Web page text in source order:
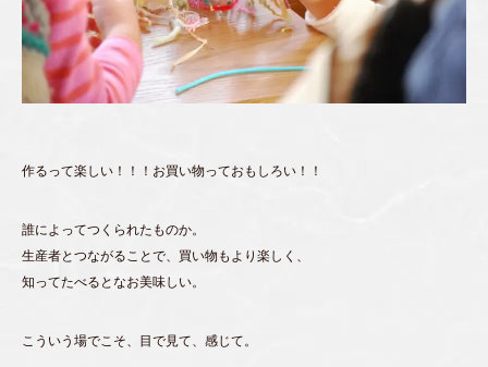
作るって楽しい！！！お買い物っておもしろい！！
誰によってつくられたものか。
生産者とつながることで、買い物もより楽しく、
知ってたべるとなお美味しい。
こういう場でこそ、目で見て、感じて。